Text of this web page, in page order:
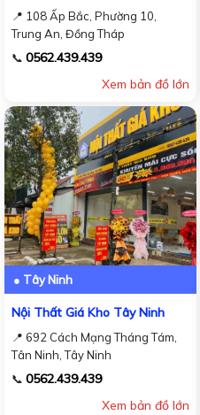
📍 108 Ấp Bắc, Phường 10,
Trung An, Đồng Tháp
📞 0562.439.439
Xem bản đồ lớn
● Tây Ninh
Nội Thất Giá Kho Tây Ninh
📍 692 Cách Mạng Tháng Tám,
Tân Ninh, Tây Ninh
📞 0562.439.439
Xem bản đồ lớn